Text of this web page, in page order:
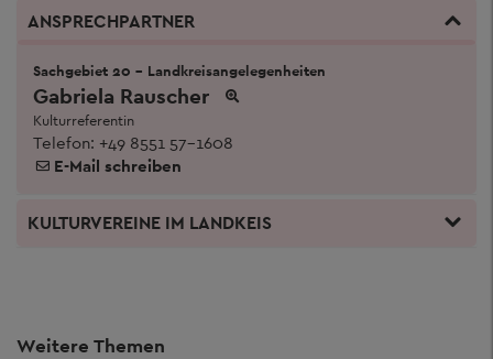
ANSPRECHPARTNER
Sachgebiet 20 - Landkreisangelegenheiten
Gabriela Rauscher
Kulturreferentin
Telefon: +49 8551 57-1608
E-Mail schreiben
KULTURVEREINE IM LANDKEIS
Weitere Themen